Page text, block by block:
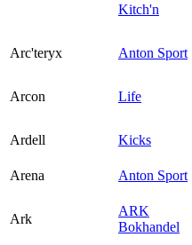
Kitch'n
Arc'teryx
Anton Sport
Arcon Life
Ardell
Kicks
Arena
Anton Sport
Ark
ARK
Bokhandel